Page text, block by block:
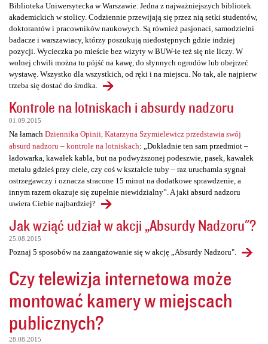
Biblioteka Uniwersytecka w Warszawie. Jedna z najważniejszych bibliotek
akademickich w stolicy. Codziennie przewijają się przez nią setki studentów,
doktorantów i pracowników naukowych. Są również pasjonaci, samodzielni
badacze i warszawiacy, którzy poszukują niedostępnych gdzie indziej
pozycji. Wycieczka po mieście bez wizyty w BUW-ie też się nie liczy. W
wolnej chwili można tu pójść na kawę, do słynnych ogrodów lub obejrzeć
wystawę. Wszystko dla wszystkich, od ręki i na miejscu. No tak, ale najpierw
trzeba się dostać do środka.
Kontrole na lotniskach i absurdy nadzoru
01.09.2015
Na łamach Dziennika Opinii, Katarzyna Szymielewicz przedstawia swój
absurd nadzoru – kontrole na lotniskach: „Dokładnie ten sam przedmiot –
ładowarka, kawałek kabla, but na podwyższonej podeszwie, pasek, kawałek
metalu gdzieś przy ciele, czy coś w kształcie tuby – raz uruchamia sygnał
ostrzegawczy i oznacza stracone 15 minut na dodatkowe sprawdzenie, a
innym razem okazuje się zupełnie niewidzialny”. A jaki absurd nadzoru
uwiera Ciebie najbardziej?
Jak wziąć udział w akcji „Absurdy Nadzoru"?
25.08.2015
Poznaj 5 sposobów na zaangażowanie się w akcję „Absurdy Nadzoru".
Czy telewizja internetowa może
montować kamery w miejscach
publicznych?
28.08.2015